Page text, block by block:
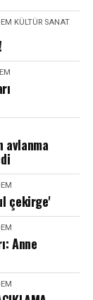
KÜLTÜR SANAT
avlanma
çekirge'
Anne